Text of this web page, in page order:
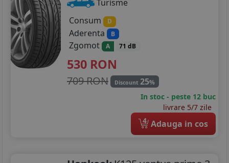
Turisme
Consum
D
Aderenta B
Zgomot A 71 dB
530 RON
709 RON Discount 25%
In stoc - peste 12 buc
livrare 5/7 zile
4 Adauga in cos